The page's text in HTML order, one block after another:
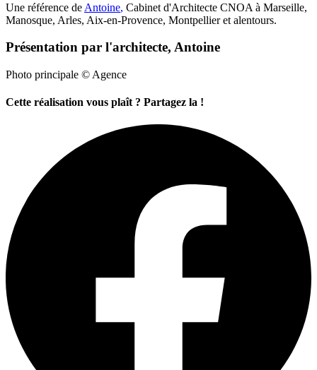
Une référence de Antoine, Cabinet d'Architecte CNOA à Marseille,
Manosque, Arles, Aix-en-Provence, Montpellier et alentours.
Présentation par l'architecte, Antoine
Photo principale © Agence
Cette réalisation vous plaît ? Partagez la !